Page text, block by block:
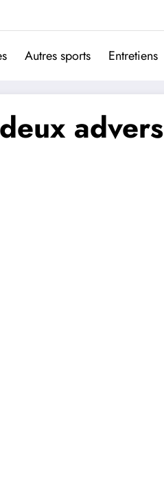
Autres sports Entretiens